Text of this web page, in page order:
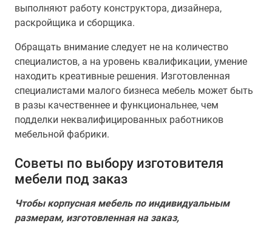
выполняют работу конструктора, дизайнера,
раскройщика и сборщика.
Обращать внимание следует не на количество
специалистов, а на уровень квалификации, умение
находить креативные решения. Изготовленная
специалистами малого бизнеса мебель может быть
в разы качественнее и функциональнее, чем
подделки неквалифицированных работников
мебельной фабрики.
Советы по выбору изготовителя
мебели под заказ
Чтобы корпусная мебель по индивидуальным
размерам, изготовленная на заказ,